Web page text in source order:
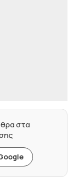
στα